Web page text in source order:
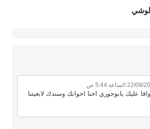
الساعة 5:44 ص
عليك يابوجوري احنا اخوانك وسندك لابغيتنا